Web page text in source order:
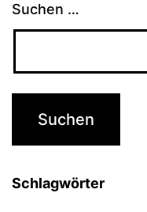
Suchen …
Schlagwörter